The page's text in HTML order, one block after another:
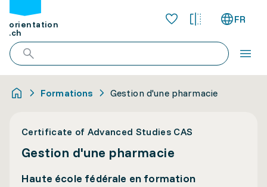
orientation
.ch
FR
Formations Gestion d'une pharmacie
Certificate of Advanced Studies CAS
Gestion d'une pharmacie
Haute école fédérale en formation